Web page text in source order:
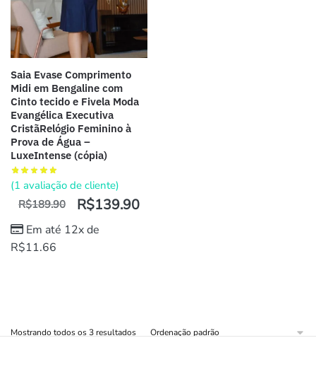
Saia Evase Comprimento
Midi em Bengaline com
Cinto tecido e Fivela Moda
Evangélica Executiva
CristãRelógio Feminino à
Prova de Água –
LuxeIntense (cópia)
(1 avaliação de cliente)
R$189.90 R$139.90
Em até 12x de
R$11.66
Mostrando todos os 3 resultados